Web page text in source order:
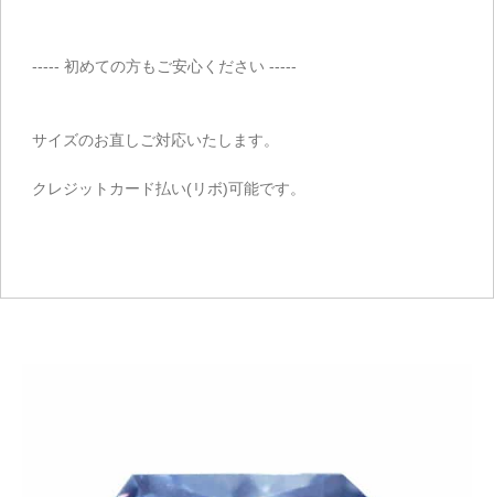
----- 初めての方もご安心ください -----
サイズのお直しご対応いたします。
クレジットカード払い(リボ)可能です。